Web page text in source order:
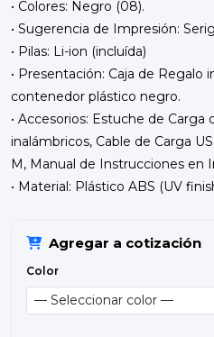
• Colores: Negro (08).
• Sugerencia de Impresión:
• Pilas: Li-ion (incluída)
• Presentación: Caja de
contenedor plástico negro.
• Accesorios: Estuche de Carga
inalámbricos, Cable de Carga
M, Manual de Instrucciones en
• Material: Plástico ABS (UV
Agregar a cotización
Color